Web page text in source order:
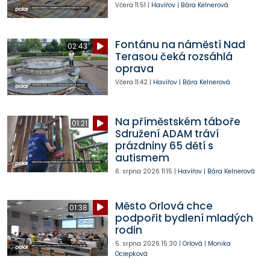
Včera 11:51 | Havířov| Bára Kelnerová
02:43
Fontánu na náměstí Nad
Terasou čeká rozsáhlá
oprava
Včera 11:42| Havířov| Bára Kelnerová
01:21
Na příměstském táboře
Sdružení ADAM tráví
prázdniny 65 dětí s
autismem
6. srpna 2026 11:15 | Havířov| Bára Kelnerová
01:38
Město Orlová chce
podpořit bydlení mladých
rodin
5. srpna 2026 15:30 | Orlová | Monika
Ociepková